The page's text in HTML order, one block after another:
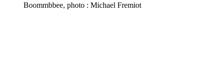
Boommbbee, photo : Michael Fremiot